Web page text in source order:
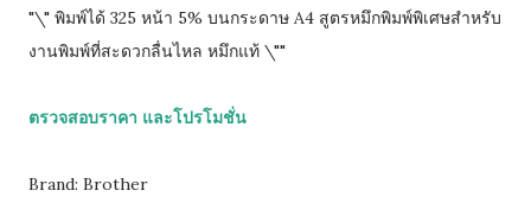
"\" พิมพ์ได้ 325 หน้า 5% บนกระดาษ A4 สูตรหมึกพิมพ์พิเศษสำหรับ
งานพิมพ์ที่สะดวกลื่นไหล หมึกแท้ \""
ตรวจสอบราคา และโปรโมชั่น
Brand: Brother